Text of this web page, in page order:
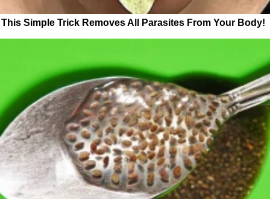
This Simple Trick Removes All Parasites From Your Body!